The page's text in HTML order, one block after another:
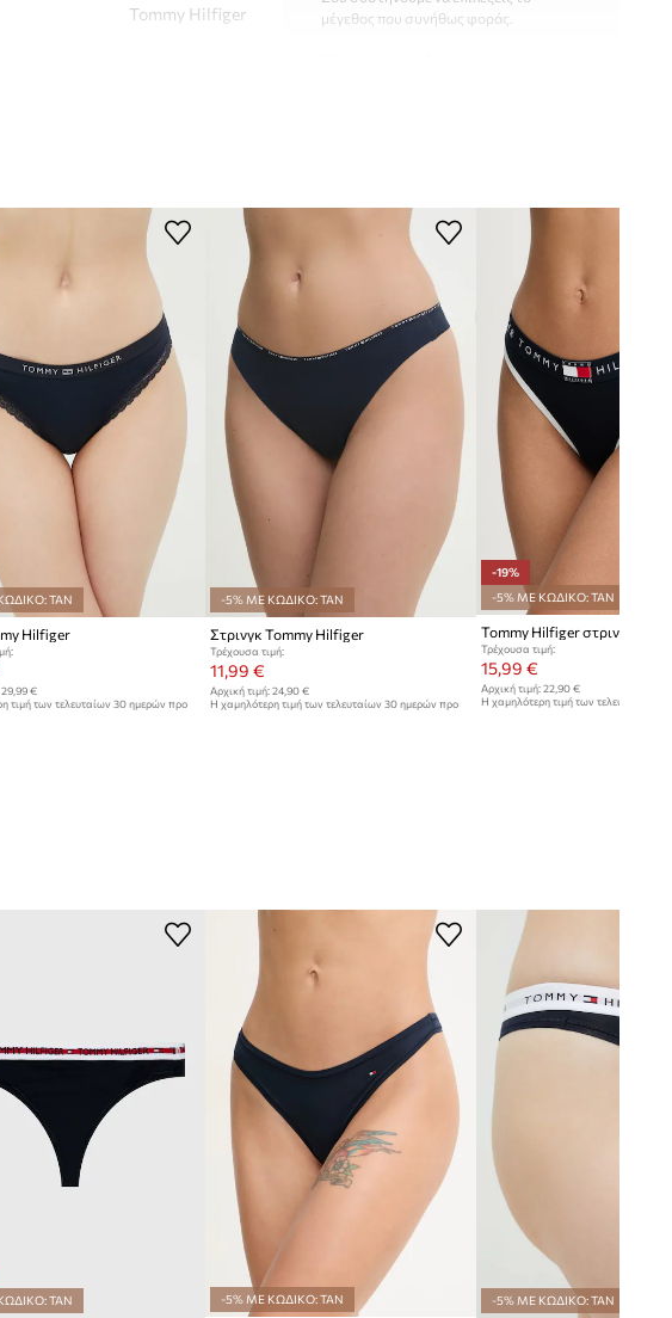
Tommy Hilfiger
μέγεθος που συνήθως φοράς.
TAN
Hilfiger
29,99 €
τιμή των τελευταίων 30 ημερών προ
-5% ΜΕ ΚΩΔΙΚΟ: TAN
Στρινγκ Tommy Hilfiger
Τρέχουσα τιμή:
11,99 €
Αρχική τιμή:24,90 €
Η χαμηλότερη τιμή των τελευταίων 30 ημερών προ
-19%
-5% ΜΕ ΚΩΔΙΚΟ: TAN
Τρέχουσα τιμή:
15,99 €
Αρχική τιμή: 22,90 €
Η χαμηλότερη τιμή των τελευταίων
TAN
-5% ΜΕ ΚΩΔΙΚΟ: TAN -5% ΜΕ ΚΩΔΙΚΟ: TAN